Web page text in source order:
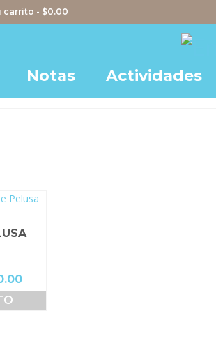
carrito - $0.00
Notas Actividades
El
precio